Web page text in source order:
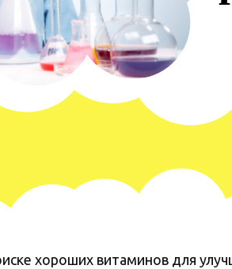
хороших витаминов для